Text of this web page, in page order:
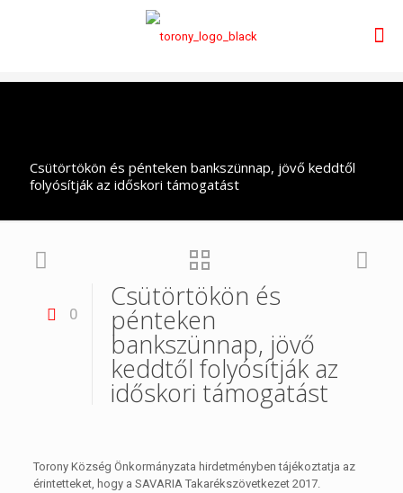
Csütörtökön és pénteken bankszünnap, jövő keddtől
folyósítják az időskori támogatást
0
Csütörtökön és
pénteken
bankszünnap, jövő
keddtől folyósítják az
időskori támogatást
Torony Község Önkormányzata hirdetményben tájékoztatja az
érintetteket, hogy a SAVARIA Takarékszövetkezet 2017.